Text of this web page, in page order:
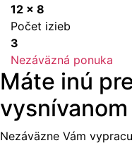
12 x 8
Počet izieb
3
Nezáväzná ponuka
Máte inú
Nezáväzne Vám